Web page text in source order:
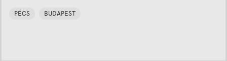
PÉCS BUDAPEST